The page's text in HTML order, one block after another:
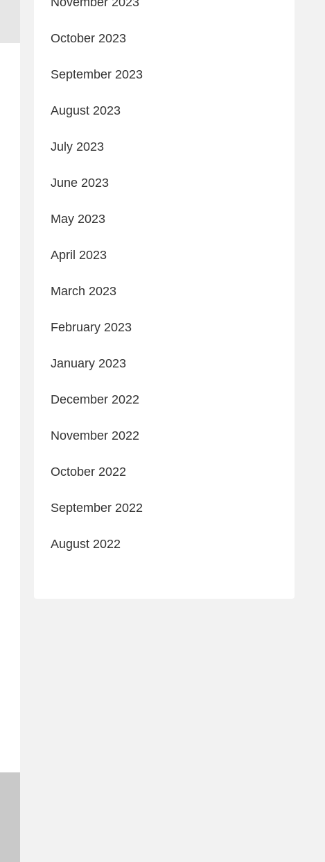
October 2023
September 2023
August 2023
July 2023
June 2023
May 2023
April 2023
March 2023
February 2023
January 2023
December 2022
November 2022
October 2022
September 2022
August 2022